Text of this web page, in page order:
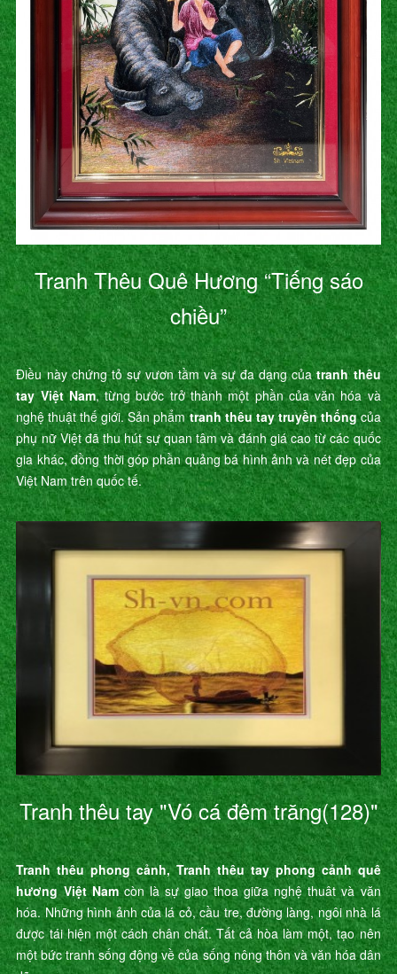
Tranh Thêu Quê Hương “Tiếng sáo
chiều”
Điều này chứng tỏ sự vươn tầm và sự đa dạng củatranh thêu
tay Việt Nam, từng bước trở thành một phần của văn hóa và
nghệ thuật thế giới. Sản phẩmtranh thêu tay truyền thốngcủa
phụ nữ Việt đã thu hút sự quan tâm và đánh giá cao từ các quốc
gia khác, đồng thời góp phần quảng bá hình ảnh và nét đẹp của
Việt Nam trên quốc tế.
Tranh thêu tay "Vó cá đêm trăng(128)"
Tranh thêu phong cảnh, Tranh thêu tay phong cảnh quê
hương Việt Namcòn là sự giao thoa giữa nghệ thuât và văn
hóa. Những hình ảnh của lá cỏ, cầu tre, đường làng, ngôi nhà lá
được tái hiện một cách chân chất. Tất cả hòa làm một, tạo nên
một bức tranh sống động về của sống nông thôn và văn hóa dân